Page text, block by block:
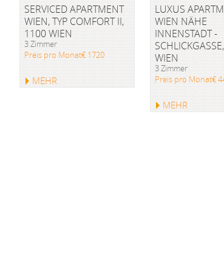
SERVICED APARTMENT
WIEN, TYP COMFORT II,
1100 WIEN
3 Zimmer
Preis pro Monat€ 1720
MEHR
LUXUS
WIEN NÄHE
INNENSTADT -
WIEN
3 Zimmer
Preis pro Monat€
MEHR